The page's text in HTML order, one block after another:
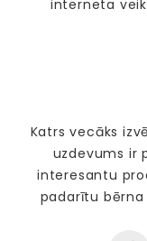
Katrs vecāks
uzdevums ir
interesantu
padarītu